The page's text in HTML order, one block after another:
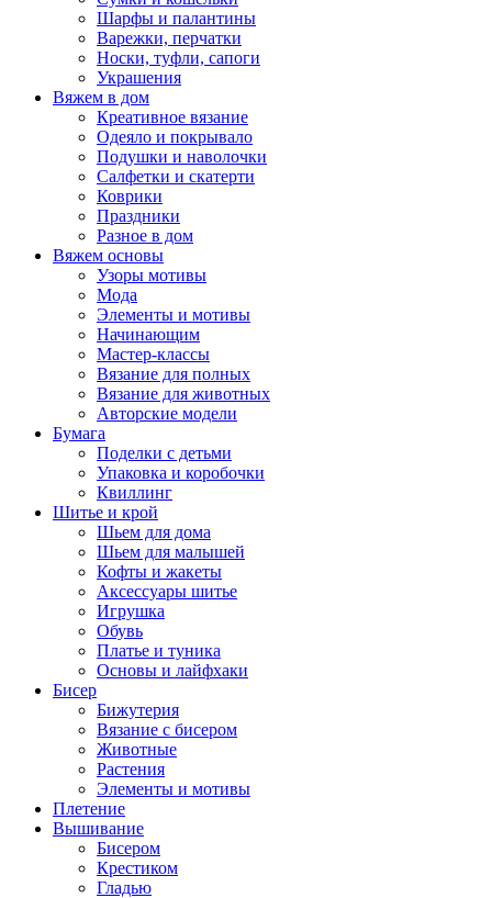
Шарфы и палантины
Варежки, перчатки
Носки, туфли, сапоги
Украшения
Вяжем в дом
Креативное вязание
Одеяло и покрывало
Подушки и наволочки
Салфетки и скатерти
Коврики
Праздники
Разное в дом
Вяжем основы
Узоры мотивы
Мода
Элементы и мотивы
Начинающим
Мастер-классы
Вязание для полных
Вязание для животных
Авторские модели
Бумага
Поделки с детьми
Упаковка и коробочки
Квиллинг
Шитье и крой
Шьем для дома
Шьем для малышей
Кофты и жакеты
Аксессуары шитье
Игрушка
Обувь
Платье и туника
Основы и лайфхаки
Бисер
Бижутерия
Вязание с бисером
Животные
Растения
Элементы и мотивы
Плетение
Вышивание
Бисером
Крестиком
Гладью